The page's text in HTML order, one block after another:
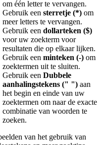
om één letter te vervangen.
Gebruik een sterretje (*) om
meer letters te vervangen.
Gebruik een dollarteken ($)
voor uw zoekterm voor
resultaten die op elkaar lijken.
Gebruik een minteken (-) om
zoektermen uit te sluiten.
Gebruik een Dubbele
aanhalingstekens (" ") aan
het begin en einde van uw
zoektermen om naar de exacte
combinatie van woorden te
zoeken.
van het gebruik van